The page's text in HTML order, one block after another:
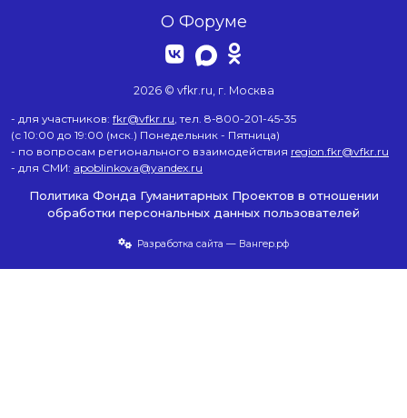
О Форуме
2026 © vfkr.ru, г. Москва
- для участников: fkr@vfkr.ru, тел. 8-800-201-45-35
(с 10:00 до 19:00 (мск.) Понедельник - Пятница)
- по вопросам регионального взаимодействия region.fkr@vfkr.ru
- для СМИ: apoblinkova@yandex.ru
Политика Фонда Гуманитарных Проектов в отношении
обработки персональных данных пользователей
Разработка сайта — Вангер.рф